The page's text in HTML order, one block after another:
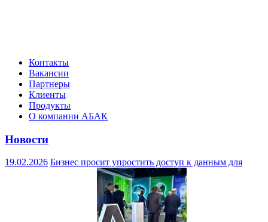
Контакты
Вакансии
Партнеры
Клиенты
Продукты
О компании АБАК
Новости
19.02.2026 Бизнес просит упростить доступ к данным для